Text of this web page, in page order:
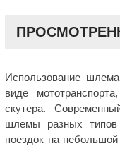
Использование
виде
скутера.
шлемы разных
поездок на